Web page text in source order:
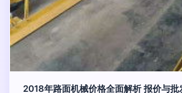
2018年路面机械价格全面解析 报价与